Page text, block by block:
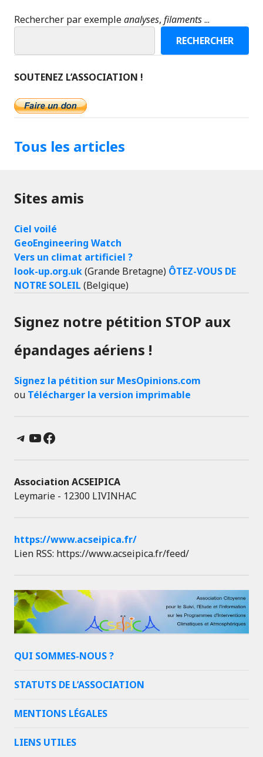
Rechercher par exempleanalyses, filaments...
RECHERCHER
SOUTENEZ L’ASSOCIATION !
Tous les articles
Sites amis
Ciel voilé
GeoEngineering Watch
Vers un climat artificiel ?
look-up.org.uk(Grande Bretagne) ÔTEZ-VOUS DE
NOTRE SOLEIL (Belgique)
Signez notre pétition STOP aux
épandages aériens !
Signez la pétition sur MesOpinions.com
ou Télécharger la version imprimable
Telegram
YouTube
Facebook
Association ACSEIPICA
Leymarie - 12300 LIVINHAC
https://www.acseipica.fr/
Lien RSS: https://www.acseipica.fr/feed/
QUI SOMMES-NOUS ?
STATUTS DE L’ASSOCIATION
MENTIONS LÉGALES
LIENS UTILES